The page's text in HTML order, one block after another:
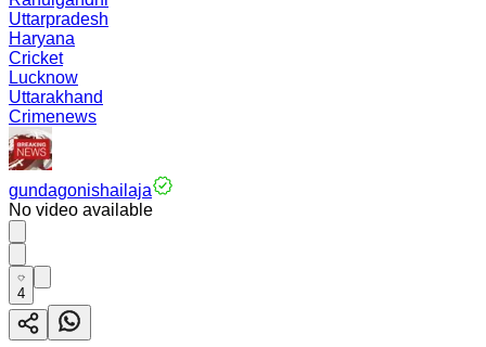
Uttarpradesh
Haryana
Cricket
Lucknow
Uttarakhand
Crimenews
gundagonishailaja
No video available
4